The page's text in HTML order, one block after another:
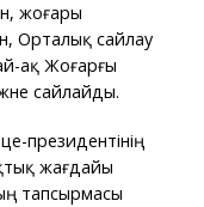
жоғары
Орталық сайлау
ақ Жоғарғы
сайлайды.
президентінің
жағдайы
тапсырмасы